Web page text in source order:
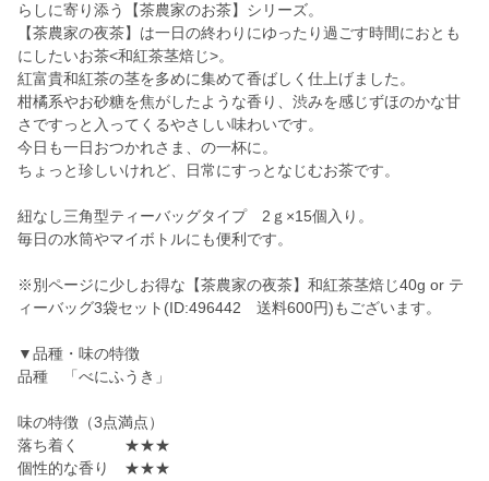
らしに寄り添う【茶農家のお茶】シリーズ。
【茶農家の夜茶】は一日の終わりにゆったり過ごす時間におとも
にしたいお茶<和紅茶茎焙じ>。
紅富貴和紅茶の茎を多めに集めて香ばしく仕上げました。
柑橘系やお砂糖を焦がしたような香り、渋みを感じずほのかな甘
さですっと入ってくるやさしい味わいです。
今日も一日おつかれさま、の一杯に。
ちょっと珍しいけれど、日常にすっとなじむお茶です。
紐なし三角型ティーバッグタイプ 2ｇ×15個入り。
毎日の水筒やマイボトルにも便利です。
※別ページに少しお得な【茶農家の夜茶】和紅茶茎焙じ40g or テ
ィーバッグ3袋セット(ID:496442 送料600円)もございます。
▼品種・味の特徴
品種 「べにふうき」
味の特徴（3点満点）
落ち着く ★★★
個性的な香り ★★★